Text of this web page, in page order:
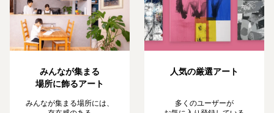
みんなが集まる
場所に飾るアート
みんなが集まる場所には、
人気の厳選アート
多くのユーザーが